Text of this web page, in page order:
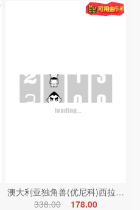
澳大利亚独角兽(优尼科)西拉红葡
338.00
178.00